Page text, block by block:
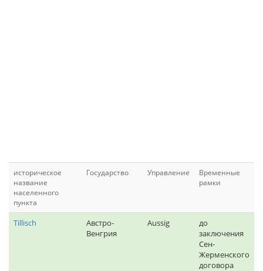
историческое
название
населенного
пункта
Государство Управление
Временные
рамки
Tillisch
Австро-
Венгрия
Aussig
до
заключения
Сен-
Жерменского
договора